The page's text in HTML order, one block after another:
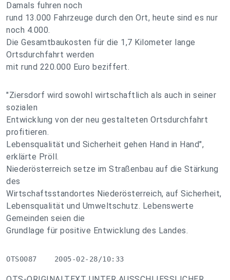
Damals fuhren noch
rund 13.000 Fahrzeuge durch den Ort, heute sind es nur
noch 4.000.
Die Gesamtbaukosten für die 1,7 Kilometer lange
Ortsdurchfahrt werden
mit rund 220.000 Euro beziffert.
"Ziersdorf wird sowohl wirtschaftlich als auch in seiner
sozialen
Entwicklung von der neu gestalteten Ortsdurchfahrt
profitieren.
Lebensqualität und Sicherheit gehen Hand in Hand",
erklärte Pröll.
Niederösterreich setze im Straßenbau auf die Stärkung
des
Wirtschaftsstandortes Niederösterreich, auf Sicherheit,
Lebensqualität und Umweltschutz. Lebenswerte
Gemeinden seien die
Grundlage für positive Entwicklung des Landes.
OTS0087    2005-02-28/10:33